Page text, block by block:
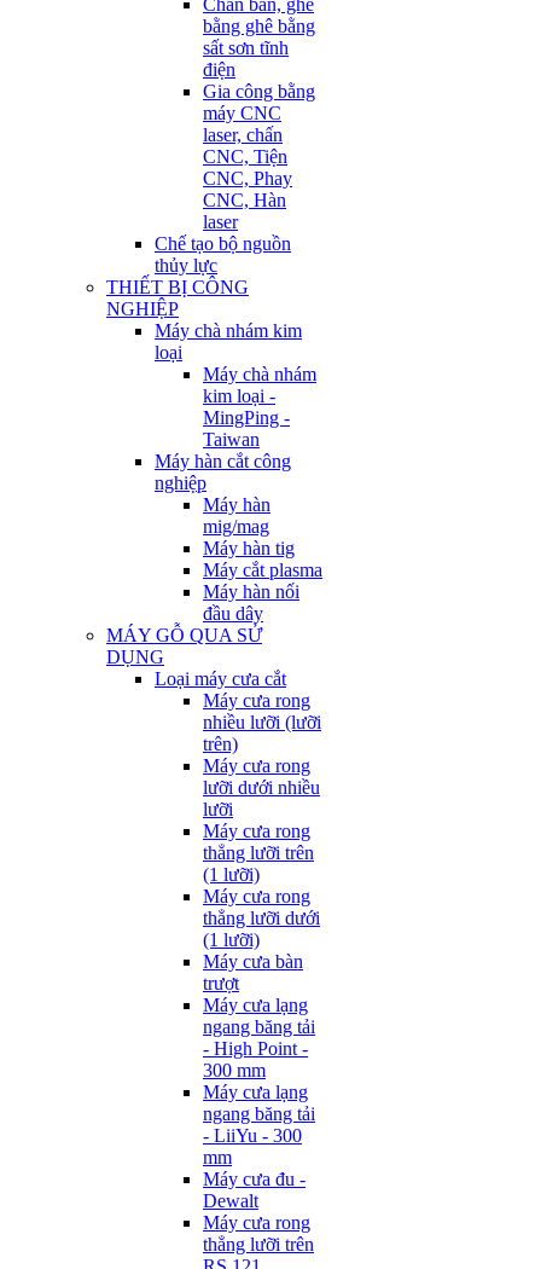
Chân bàn, ghế
bằng ghê bằng
sất sơn tĩnh
điện
Gia công bằng
máy CNC
laser, chấn
CNC, Tiện
CNC, Phay
CNC, Hàn
laser
Chế tạo bộ nguồn
thủy lực
THIẾT BỊ CÔNG
NGHIỆP
Máy chà nhám kim
loại
Máy chà nhám
kim loại -
MingPing -
Taiwan
Máy hàn cắt công
nghiệp
Máy hàn
mig/mag
Máy hàn tig
Máy cắt plasma
Máy hàn nối
đầu dây
MÁY GỖ QUA SỬ
DỤNG
Loại máy cưa cắt
Máy cưa rong
nhiều lưỡi (lưỡi
trên)
Máy cưa rong
lưỡi dưới nhiều
lưỡi
Máy cưa rong
thẳng lưỡi trên
(1 lưỡi)
Máy cưa rong
thẳng lưỡi dưới
(1 lưỡi)
Máy cưa bàn
trượt
Máy cưa lạng
ngang băng tải
- High Point -
300 mm
Máy cưa lạng
ngang băng tải
- LiiYu - 300
mm
Máy cưa đu -
Dewalt
Máy cưa rong
thẳng lưỡi trên